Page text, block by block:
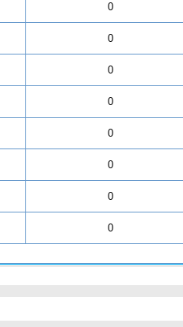
0
0
0
0
0
0
0
0